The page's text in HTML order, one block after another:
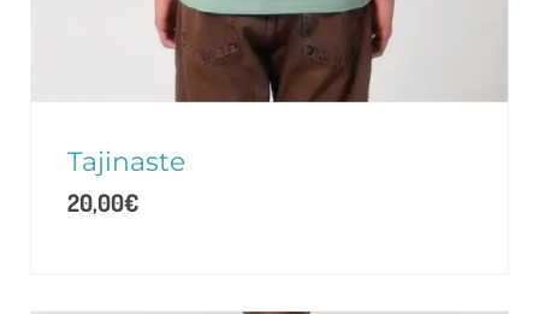
Tajinaste
20,00€